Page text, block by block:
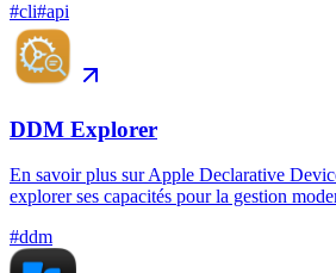
#cli#api
DDM Explorer
En savoir plus sur Apple Declarative
explorer ses capacités pour la gestion
#ddm